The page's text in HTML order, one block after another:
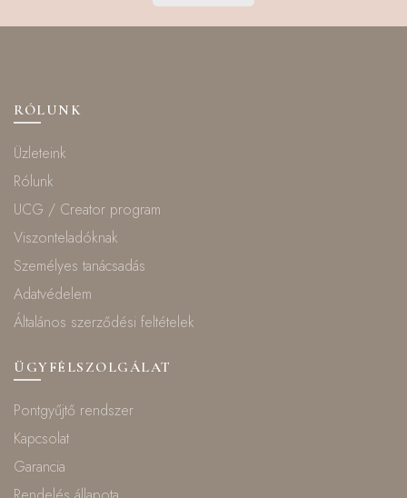
RÓLUNK
Üzleteink
Rólunk
UCG / Creator program
Viszonteladóknak
Személyes tanácsadás
Adatvédelem
Általános szerződési feltételek
ÜGYFÉLSZOLGÁLAT
Pontgyűjtő rendszer
Kapcsolat
Garancia